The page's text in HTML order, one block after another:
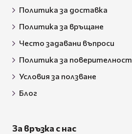
Политика за доставка
Политика за връщане
Често задавани въпроси
Политика за поверителност
Условия за ползване
Блог
За връзка с нас